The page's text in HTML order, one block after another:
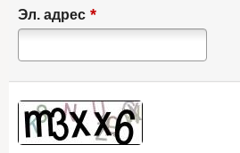
Эл. адрес *